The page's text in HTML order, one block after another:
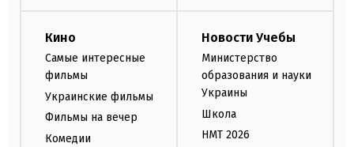
Кино
Самые интересные
фильмы
Украинские фильмы
Фильмы на вечер
Комедии
Новости Учебы
Министерство
образования и науки
Украины
Школа
НМТ 2026